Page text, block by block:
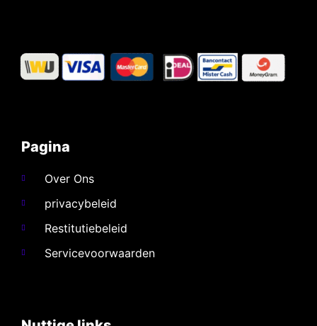
Pagina
Over Ons
privacybeleid
Restitutiebeleid
Servicevoorwaarden